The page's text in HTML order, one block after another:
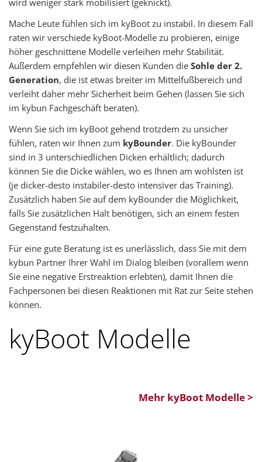
wird weniger stark mobilisiert (geknickt).
Mache Leute fühlen sich im kyBoot zu instabil. In diesem Fall
raten wir verschiede kyBoot-Modelle zu probieren, einige
höher geschnittene Modelle verleihen mehr Stabilität.
Außerdem empfehlen wir diesen Kunden die Sohle der 2.
Generation, die ist etwas breiter im Mittelfußbereich und
verleiht daher mehr Sicherheit beim Gehen (lassen Sie sich
im kybun Fachgeschäft beraten).
Wenn Sie sich im kyBoot gehend trotzdem zu unsicher
fühlen, raten wir Ihnen zum kyBounder. Die kyBounder
sind in 3 unterschiedlichen Dicken erhältlich; dadurch
können Sie die Dicke wählen, wo es Ihnen am wohlsten ist
(je dicker-desto instabiler-desto intensiver das Training).
Zusätzlich haben Sie auf dem kyBounder die Möglichkeit,
falls Sie zusätzlichen Halt benötigen, sich an einem festen
Gegenstand festzuhalten.
Für eine gute Beratung ist es unerlässlich, dass Sie mit dem
kybun Partner Ihrer Wahl im Dialog bleiben (vorallem wenn
Sie eine negative Erstreaktion erlebten), damit Ihnen die
Fachpersonen bei diesen Reaktionen mit Rat zur Seite stehen
können.
kyBoot Modelle
Mehr kyBoot Modelle >